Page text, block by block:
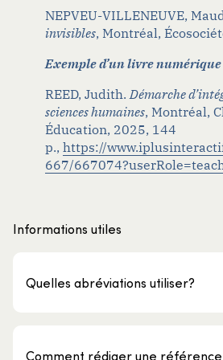
NEPVEU-VILLENEUVE,
invisibles, Montréal,
Exemple d’un livre numérique
REED, Judith. Démarche
sciences humaines, Montréal,
Éducation, 2025, 144
p., https://
667/
Informations utiles
Quelles abréviations utiliser?
Comment rédiger une référence